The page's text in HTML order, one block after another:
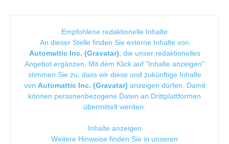
Empfohlene redaktionelle Inhalte
An dieser Stelle finden Sie externe Inhalte von
Automattic Inc. (Gravatar) , die unser redaktionelles
Angebot ergänzen. Mit dem Klick auf "Inhalte anzeigen"
stimmen Sie zu, dass wir diese und zukünftige Inhalte
von Automattic Inc. (Gravatar) anzeigen dürfen. Damit
können personenbezogene Daten an Drittplattformen
übermittelt werden.
Inhalte anzeigen
Weitere Hinweise finden Sie in unseren